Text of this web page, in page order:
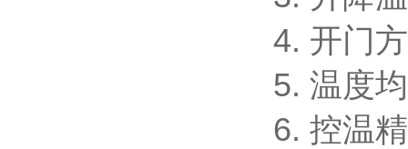
4. 开门
5. 温度
6. 控温